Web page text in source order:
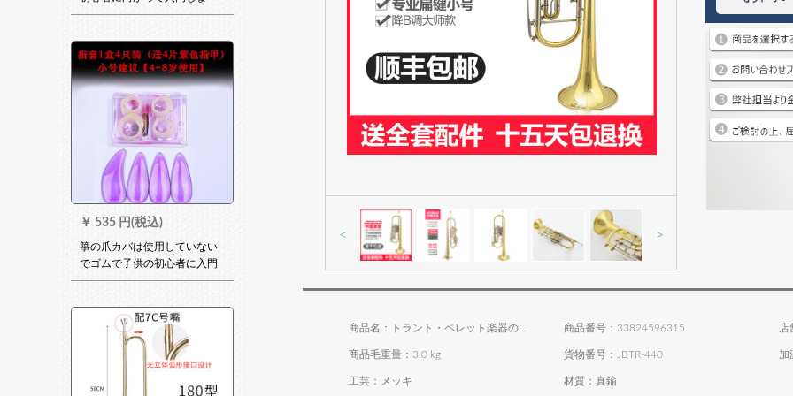
す。成人の进级试验を受ける
の付属品の中号右手（紫の
爪）
￥ 535 円(税込)
箏の爪カバは使用していない
でゴムで子供の初心者に入門
します。成人の进级试験を受
の义甲古箏の部品トーラペレ
ットの右手(紫の爪)
< >
商品番号：33824596315
商品毛重量：3.0 kg 貨物番号：JBTR-440 加
工芸：メッキ 材質：真鍮